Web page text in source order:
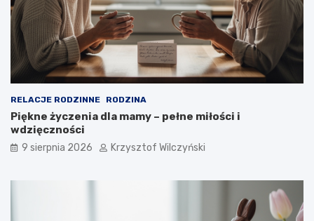
y
o
r
e
m
RELACJE RODZINNE RODZINA
Piękne życzenia dla mamy – pełne miłości i
wdzięczności
9 sierpnia 2026 Krzysztof Wilczyński